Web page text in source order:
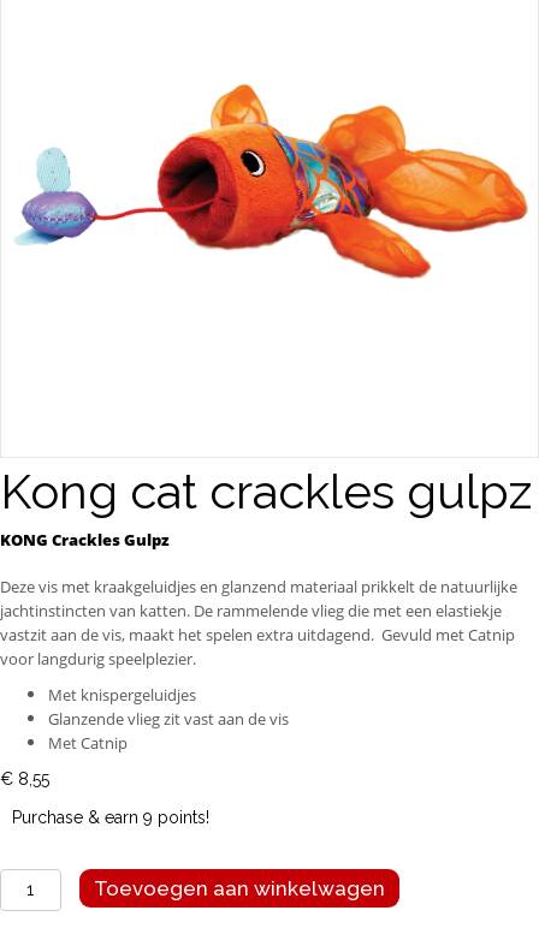
Kong cat crackles gulpz
KONG Crackles Gulpz
Deze vis met kraakgeluidjes en glanzend materiaal prikkelt de natuurlijke
jachtinstincten van katten. De rammelende vlieg die met een elastiekje
vastzit aan de vis, maakt het spelen extra uitdagend. Gevuld met Catnip
voor langdurig speelplezier.
Met knispergeluidjes
Glanzende vlieg zit vast aan de vis
Met Catnip
€ 8,55
Purchase & earn 9 points!
cat
Toevoegen aan winkelwagen